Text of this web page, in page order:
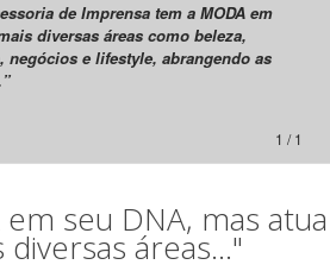
de Imprensa tem a MODA em
diversas áreas como beleza,
negócios e lifestyle, abrangendo as
1 / 1
seu DNA, mas atua
diversas áreas..."